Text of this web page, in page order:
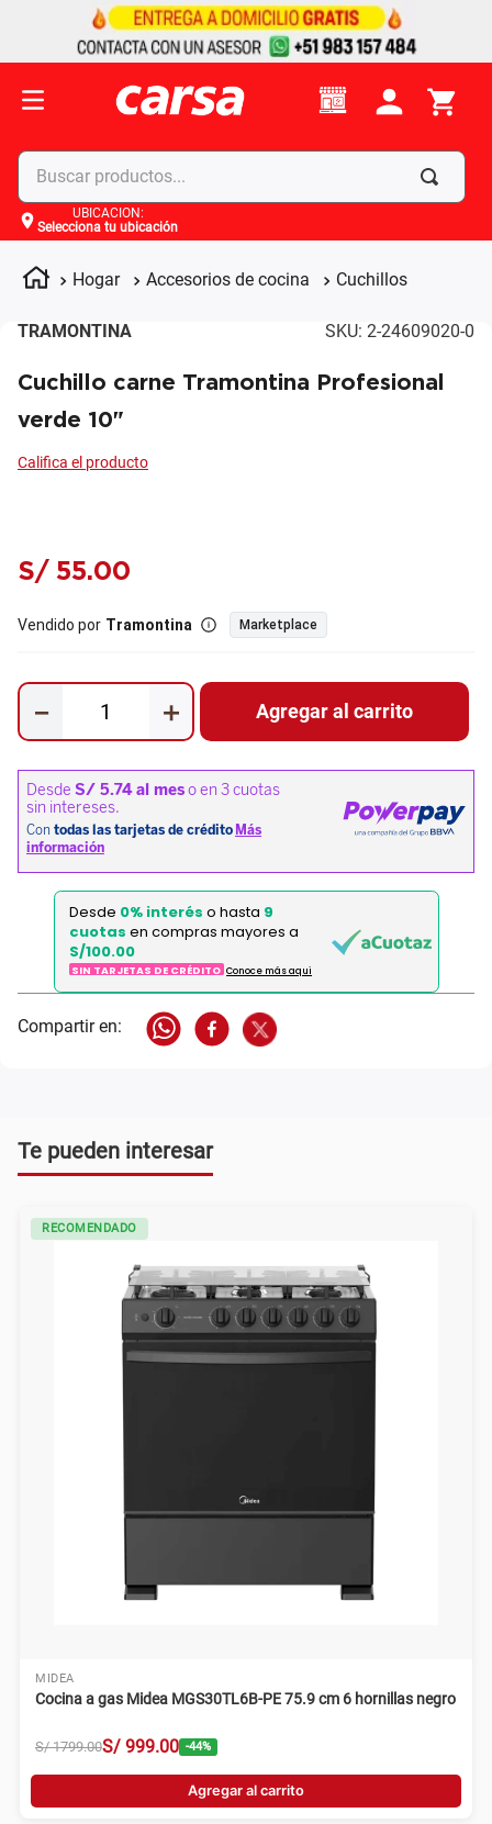
Buscar productos...
UBICACIÓN:
Selecciona tu ubicación
Hogar Accesorios de cocina Cuchillos
TRAMONTINA SKU: 2-24609020-0
Cuchillo carne Tramontina Profesional
verde 10"
S/ 55.00
Vendido por Tramontina Marketplace
＋
－ Agregar al carrito
Desde 0% interés o hasta 9
cuotas en compras mayores a
S/100.00
SIN TARJETAS DE CRÉDITO Conoce más aqui
Te pueden interesar
RECOMENDADO
MIDEA
Cocina a gas Midea MGS30TL6B-PE 75.9 cm 6 hornillas negro
S/ 1799.00S/ 999.00 -44%
Agregar al carrito
Términos más buscados
4. apple